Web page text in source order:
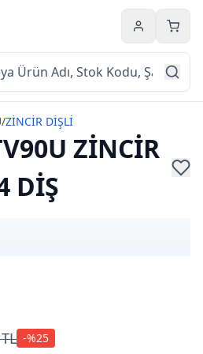
Hesabım
/ZİNCİR DİŞLİ
ZİNCİR
DİŞ
-%25